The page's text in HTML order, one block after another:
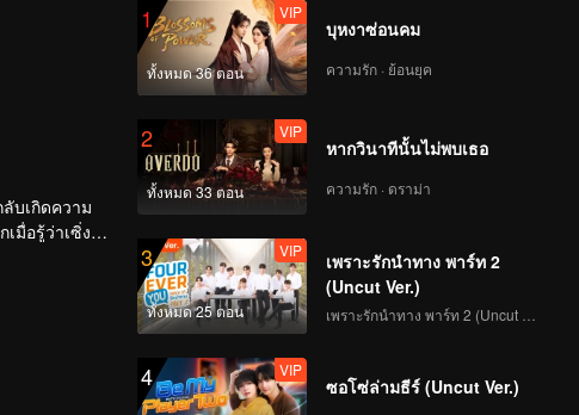
บเกิดความ
มื่อรู้ว่าเซิ่งเห
1
ทั้งหมด 36 ตอน
VIP
บุหงาซ่อนคม
ความรัก · ย้อนยุค
2
ทั้งหมด 33 ตอน
VIP
หากวินาทีนั้นไม่พบเธอ
ความรัก · ดราม่า
3
ทั้งหมด 25 ตอน
VIP
เพราะรักนำทาง พาร์ท 2
(Uncut Ver.)
4 VIP
ซอโซ่ล่ามธีร์ (Uncut Ver.)